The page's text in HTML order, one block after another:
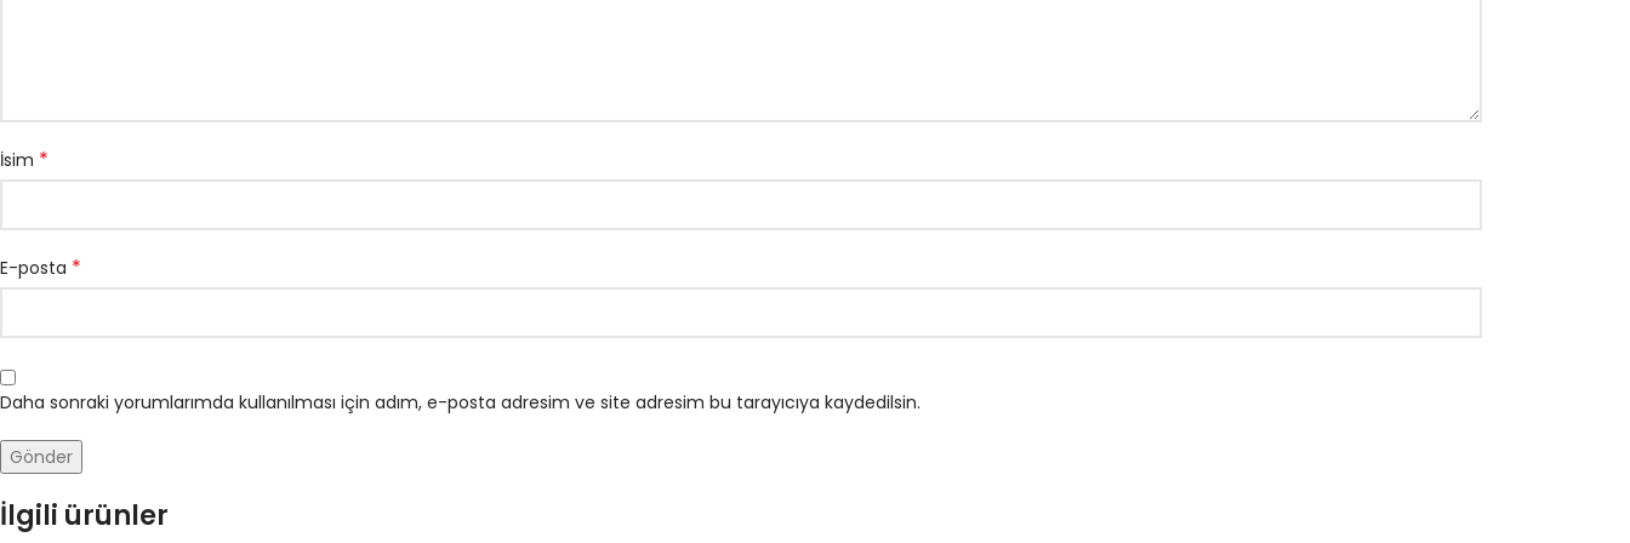
İsim *
E-posta *
Daha sonraki yorumlarımda kullanılması için adım, e-posta adresim ve site adresim bu tarayıcıya kaydedilsin.
İlgili ürünler